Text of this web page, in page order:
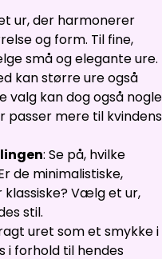
ur, der harmonerer
og form. Til fine,
små og elegante ure.
kan større ure også
kan dog også nogle
passer mere til kvindens
: Se på, hvilke
de minimalistiske,
Vælg et ur,
stil.
uret som et smykke i
i forhold til hendes